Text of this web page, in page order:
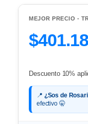
MEJOR PRECIO -
Descuento 10%
📍 ¿Sos de
efectivo 🤫